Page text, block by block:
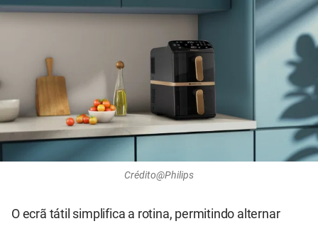
Crédito@Philips
O ecrã tátil simplifica a rotina, permitindo alternar